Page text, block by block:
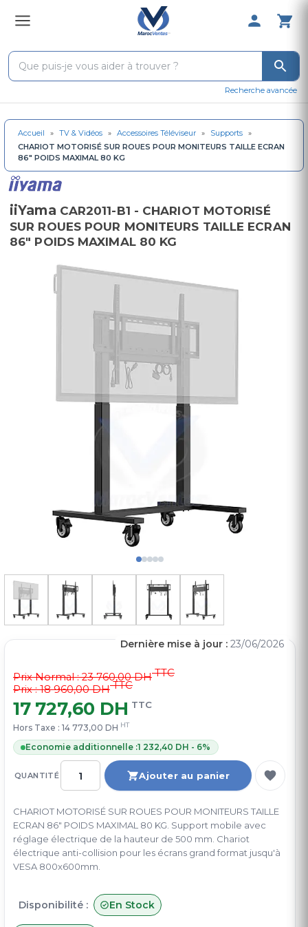
0 Produit
Recherche avancée
Accueil » TV & Vidéos » Accessoires Téléviseur » Supports »
CHARIOT MOTORISÉ SUR ROUES POUR MONITEURS TAILLE ECRAN
86" POIDS MAXIMAL 80 KG
iiYama CAR2011-B1 - CHARIOT MOTORISÉ
SUR ROUES POUR MONITEURS TAILLE ECRAN
86" POIDS MAXIMAL 80 KG
QUANTITÉ Ajouter au panier
Prix Normal :23 760,00 DHTTC
Prix : 18 960,00 DHTTC
17 727,60 DH TTC
Hors Taxe : 14 773,00 DH HT
Economie additionnelle :1 232,40 DH - 6%
CHARIOT MOTORISÉ SUR ROUES POUR MONITEURS TAILLE
ECRAN 86" POIDS MAXIMAL 80 KG. Support mobile avec
réglage électrique de la hauteur de 500 mm. Chariot
électrique anti-collision pour les écrans grand format jusqu'à
VESA 800x600mm.
Disponibilité : En Stock
Dernière mise à jour : 23/06/2026